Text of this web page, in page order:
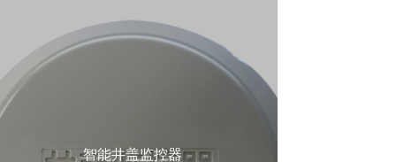
智能井盖监控器